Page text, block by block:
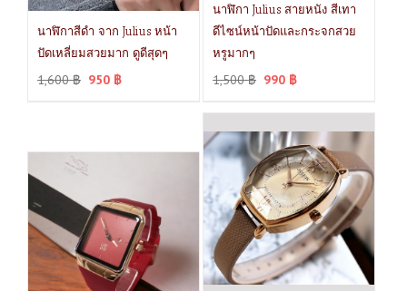
นาฬิกาสีดำ จาก Julius หน้า
ปัดเหลี่ยมสวยมาก ดูดีสุดๆ
1,600฿ 950 ฿
นาฬิกา Julius สายหนัง สีเทา
ดีไซน์หน้าปัดและกระจกสวย
หรูมากๆ
1,500฿ 990 ฿